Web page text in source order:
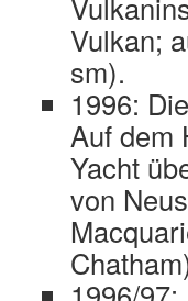
Vulkan;
sm).
1996:
Auf dem
Yacht
von